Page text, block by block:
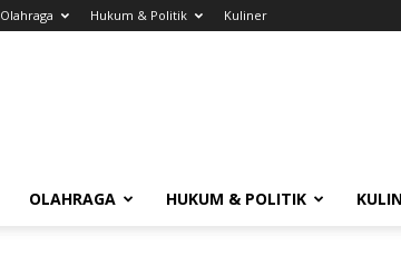
Olahraga Hukum & Politik Kuliner
OLAHRAGA HUKUM & POLITIK